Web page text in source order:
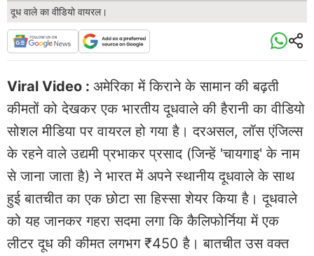
दूध वाले का वीडियो वायरल।
Viral Video : अमेरिका में किराने के सामान की बढ़ती
कीमतों को देखकर एक भारतीय दूधवाले की हैरानी का वीडियो
सोशल मीडिया पर वायरल हो गया है। दरअसल, लॉस एंजिल्स
के रहने वाले उद्यमी प्रभाकर प्रसाद (जिन्हें 'चायगाइ' के नाम
से जाना जाता है) ने भारत में अपने स्थानीय दूधवाले के साथ
हुई बातचीत का एक छोटा सा हिस्सा शेयर किया है। दूधवाले
को यह जानकर गहरा सदमा लगा कि कैलिफोर्निया में एक
लीटर दूध की कीमत लगभग ₹450 है। बातचीत उस वक्त